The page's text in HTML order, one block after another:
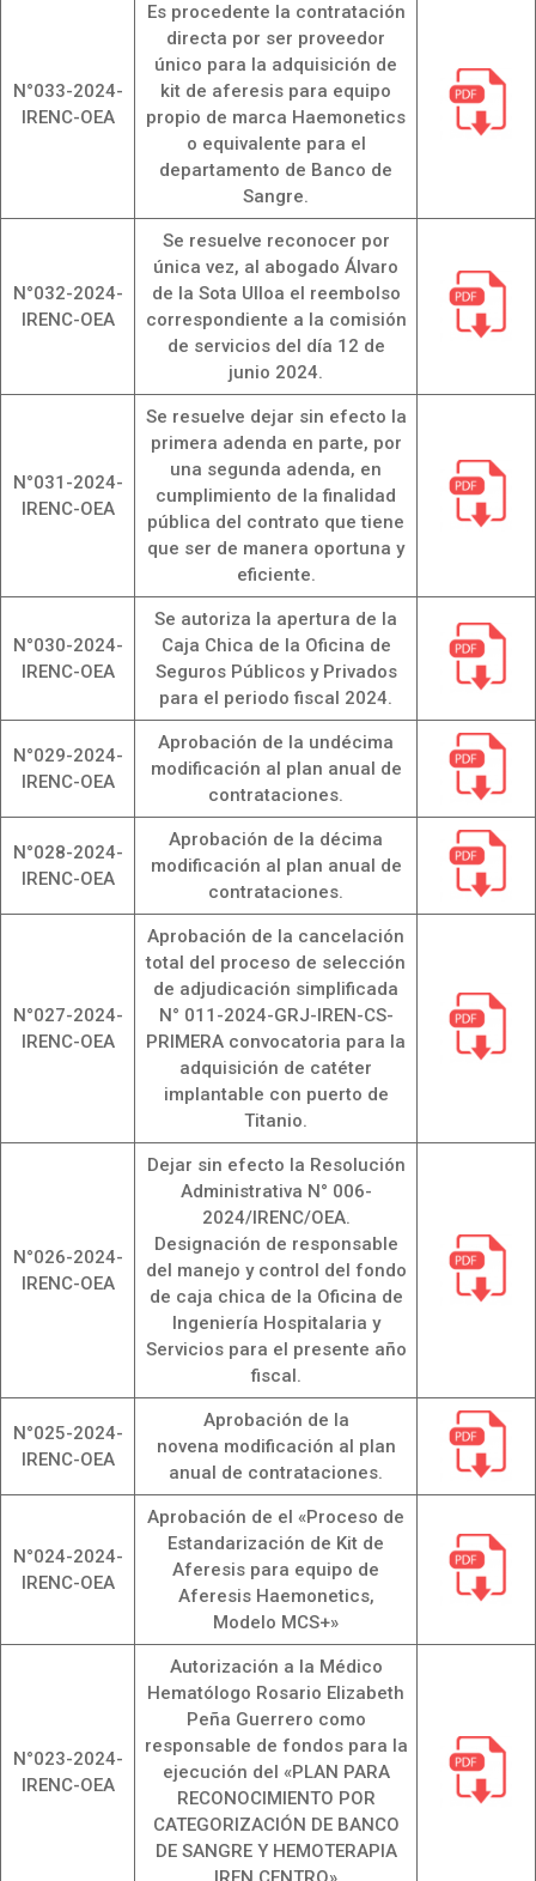
N°033-2024-
IRENC-OEA
Es procedente la contratación
directa por ser proveedor
único para la adquisición de
kit de aferesis para equipo
propio de marca Haemonetics
o equivalente para el
departamento de Banco de
Sangre.
N°032-2024-
IRENC-OEA
Se resuelve reconocer por
única vez, al abogado Álvaro
de la Sota Ulloa el reembolso
correspondiente a la comisión
de servicios del día 12 de
junio 2024.
N°031-2024-
IRENC-OEA
Se resuelve dejar sin efecto la
primera adenda en parte, por
una segunda adenda, en
cumplimiento de la finalidad
pública del contrato que tiene
que ser de manera oportuna y
eficiente.
N°030-2024-
IRENC-OEA
Se autoriza la apertura de la
Caja Chica de la Oficina de
Seguros Públicos y Privados
para el periodo fiscal 2024.
N°029-2024-
IRENC-OEA
Aprobación de la undécima
modificación al plan anual de
contrataciones.
N°028-2024-
IRENC-OEA
Aprobación de la décima
modificación al plan anual de
contrataciones.
N°027-2024-
IRENC-OEA
Aprobación de la cancelación
total del proceso de selección
de adjudicación simplificada
N° 011-2024-GRJ-IREN-CS-
PRIMERA convocatoria para la
adquisición de catéter
implantable con puerto de
Titanio.
N°026-2024-
IRENC-OEA
Dejar sin efecto la Resolución
Administrativa N° 006-
2024/IRENC/OEA.
Designación de responsable
del manejo y control del fondo
de caja chica de la Oficina de
Ingeniería Hospitalaria y
Servicios para el presente año
fiscal.
N°025-2024-
IRENC-OEA
Aprobación de la
novena modificación al plan
anual de contrataciones.
N°024-2024-
IRENC-OEA
Aprobación de el «Proceso de
Estandarización de Kit de
Aferesis para equipo de
Aferesis Haemonetics,
Modelo MCS+»
N°023-2024-
IRENC-OEA
Autorización a la Médico
Hematólogo Rosario Elizabeth
Peña Guerrero como
responsable de fondos para la
ejecución del «PLAN PARA
RECONOCIMIENTO POR
CATEGORIZACIÓN DE BANCO
DE SANGRE Y HEMOTERAPIA